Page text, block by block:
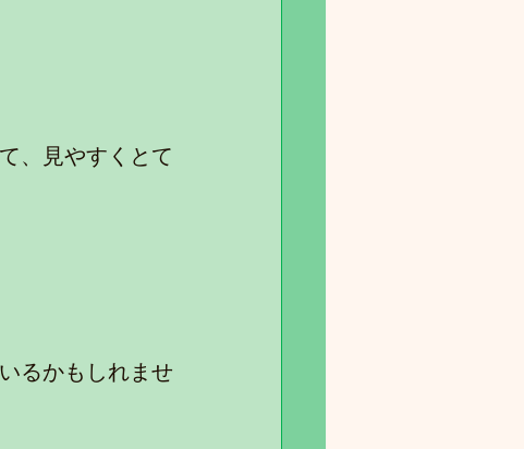
、見やすくとて
るかもしれませ